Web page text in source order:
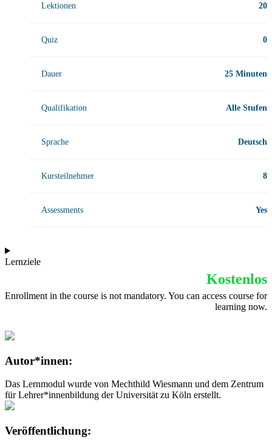
Lektionen 20
Quiz 0
Dauer 25 Minuten
Qualifikation Alle Stufen
Sprache Deutsch
Kursteilnehmer 8
Assessments Yes
Lernziele
Kostenlos
Enrollment in the course is not mandatory. You can access course for
learning now.
Autor*innen:
Das Lernmodul wurde von Mechthild Wiesmann und dem Zentrum
für Lehrer*innenbildung der Universität zu Köln erstellt.
Veröffentlichung: